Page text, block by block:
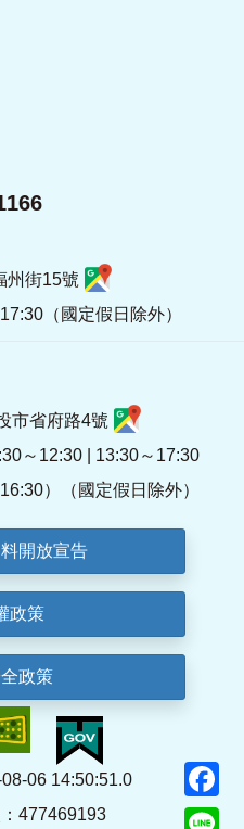
州街15號
（國定假日除外）
市省府路4號
～12:30 | 13:30～17:30
）（國定假日除外）
開放宣告
政策
政策
06 14:50:51.0
477469193